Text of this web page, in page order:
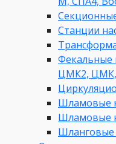
Станции
ЦМК2,
Шламовые
Шламовые
Шланговые